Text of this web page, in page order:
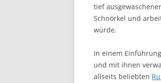
tief
Schnörkel und
würde.
In einem
und mit ihnen
allseits beliebten